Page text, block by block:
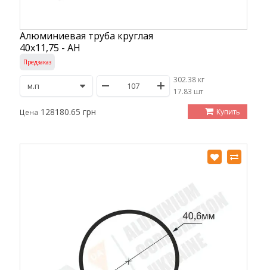
Алюминиевая труба круглая
40х11,75 - АН
Предзаказ
302.38 кг
/17.83 шт
Цена 128180.65 грн Купить